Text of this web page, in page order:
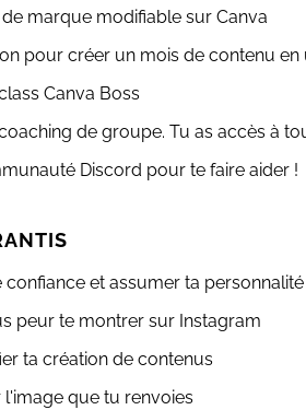
marque modifiable sur Canva
pour créer un mois de contenu en
Canva Boss
de groupe. Tu as accès à
Discord pour te faire aider !
et assumer ta personnalité
peur te montrer sur Instagram
ta création de contenus
que tu renvoies